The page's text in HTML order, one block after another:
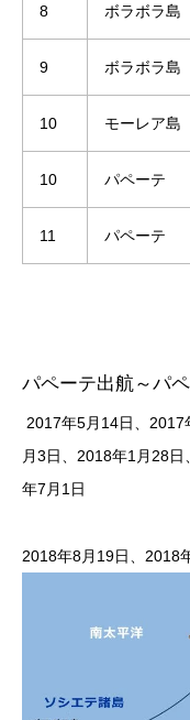
8 ボラボラ島
9 ボラボラ島
10 モーレア島
10 パペーテ
11 パペーテ
パペーテ出航～パ
2017年5月14日、
月3日、​2018年1月28
年7月1日
2018年8月19日、2018